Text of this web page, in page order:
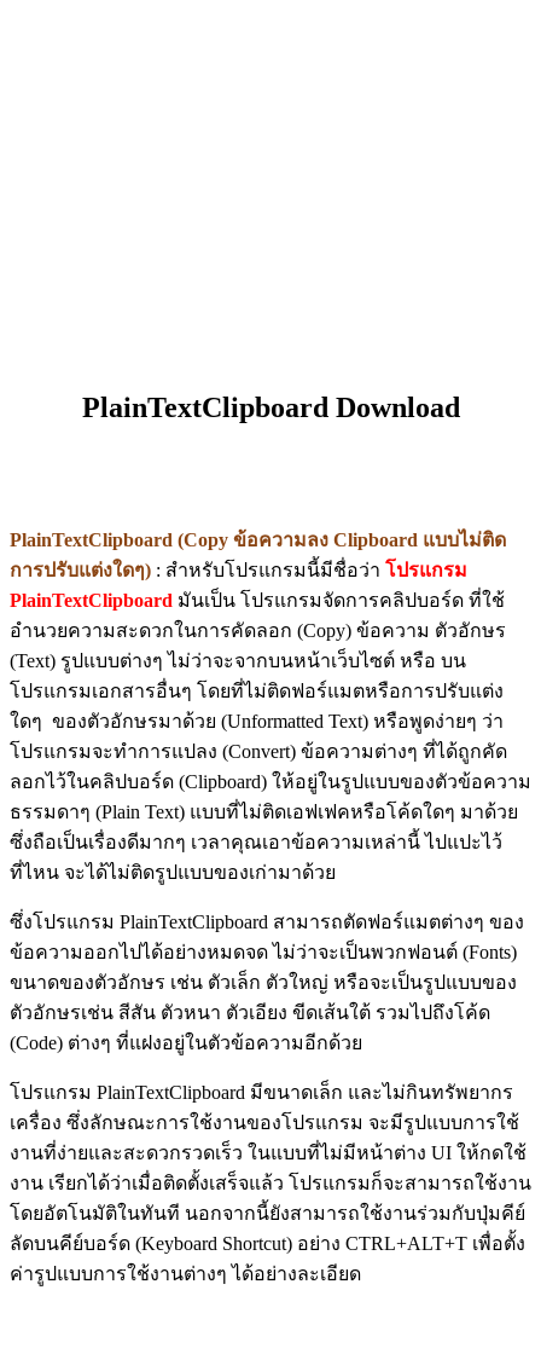
PlainTextClipboard Download
PlainTextClipboard (Copy ข้อความลง Clipboard แบบไม่ติด
การปรับแต่งใดๆ) : สำหรับโปรแกรมนี้มีชื่อว่า โปรแกรม
PlainTextClipboard มันเป็น โปรแกรมจัดการคลิปบอร์ด ที่ใช้
อำนวยความสะดวกในการคัดลอก (Copy) ข้อความ ตัวอักษร
(Text) รูปแบบต่างๆ ไม่ว่าจะจากบนหน้าเว็บไซต์ หรือ บน
โปรแกรมเอกสารอื่นๆ โดยที่ไม่ติดฟอร์แมตหรือการปรับแต่ง
ใดๆ ของตัวอักษรมาด้วย (Unformatted Text) หรือพูดง่ายๆ ว่า
โปรแกรมจะทำการแปลง (Convert) ข้อความต่างๆ ที่ได้ถูกคัด
ลอกไว้ในคลิปบอร์ด (Clipboard) ให้อยู่ในรูปแบบของตัวข้อความ
ธรรมดาๆ (Plain Text) แบบที่ไม่ติดเอฟเฟคหรือโค้ดใดๆ มาด้วย
ซึ่งถือเป็นเรื่องดีมากๆ เวลาคุณเอาข้อความเหล่านี้ ไปแปะไว้
ที่ไหน จะได้ไม่ติดรูปแบบของเก่ามาด้วย
ซึ่งโปรแกรม PlainTextClipboard สามารถตัดฟอร์แมตต่างๆ ของ
ข้อความออกไปได้อย่างหมดจด ไม่ว่าจะเป็นพวกฟอนต์ (Fonts)
ขนาดของตัวอักษร เช่น ตัวเล็ก ตัวใหญ่ หรือจะเป็นรูปแบบของ
ตัวอักษรเช่น สีสัน ตัวหนา ตัวเอียง ขีดเส้นใต้ รวมไปถึงโค้ด
(Code) ต่างๆ ที่แฝงอยู่ในตัวข้อความอีกด้วย
โปรแกรม PlainTextClipboard มีขนาดเล็ก และไม่กินทรัพยากร
เครื่อง ซึ่งลักษณะการใช้งานของโปรแกรม จะมีรูปแบบการใช้
งานที่ง่ายและสะดวกรวดเร็ว ในแบบที่ไม่มีหน้าต่าง UI ให้กดใช้
งาน เรียกได้ว่าเมื่อติดตั้งเสร็จแล้ว โปรแกรมก็จะสามารถใช้งาน
โดยอัตโนมัติในทันที นอกจากนี้ยังสามารถใช้งานร่วมกับปุ่มคีย์
ลัดบนคีย์บอร์ด (Keyboard Shortcut) อย่าง CTRL+ALT+T เพื่อตั้ง
ค่ารูปแบบการใช้งานต่างๆ ได้อย่างละเอียด